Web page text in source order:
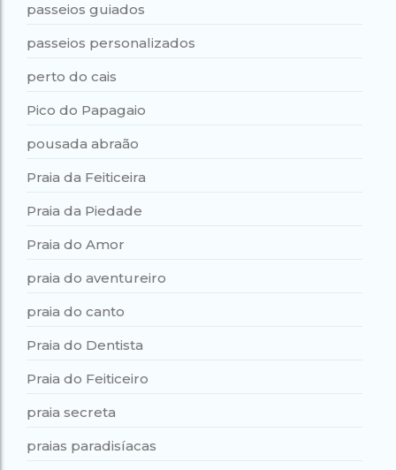
passeios guiados
passeios personalizados
perto do cais
Pico do Papagaio
pousada abraão
Praia da Feiticeira
Praia da Piedade
Praia do Amor
praia do aventureiro
praia do canto
Praia do Dentista
Praia do Feiticeiro
praia secreta
praias paradisíacas